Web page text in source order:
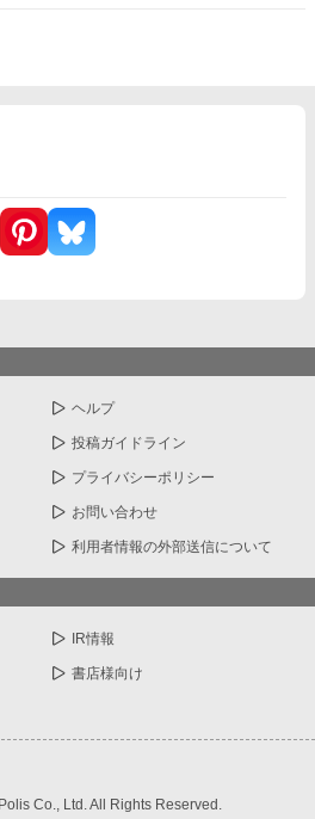
ヘルプ
投稿ガイドライン
プライバシーポリシー
お問い合わせ
利用者情報の外部送信について
IR情報
書店様向け
Co., Ltd. All Rights Reserved.